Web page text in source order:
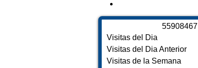
55908467
Visitas del Dia
Visitas del Dia Anterior
Visitas de la Semana